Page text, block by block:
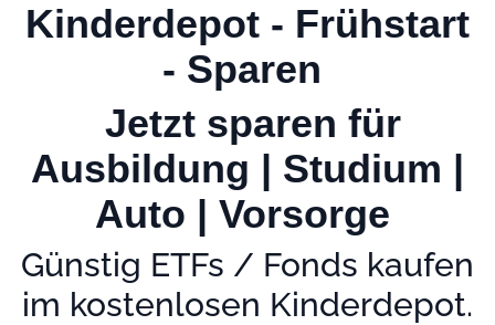
Kinderdepot - Frühstart
- Sparen
Jetzt sparen für
Ausbildung | Studium |
Auto | Vorsorge
Günstig ETFs / Fonds kaufen
im kostenlosen Kinderdepot.